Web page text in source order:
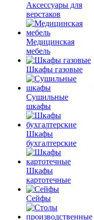
Аксессуары для
верстаков
Медицинская
мебель
Шкафы газовые
Сушильные
шкафы
Шкафы
бухгалтерские
Шкафы
картотечные
Сейфы